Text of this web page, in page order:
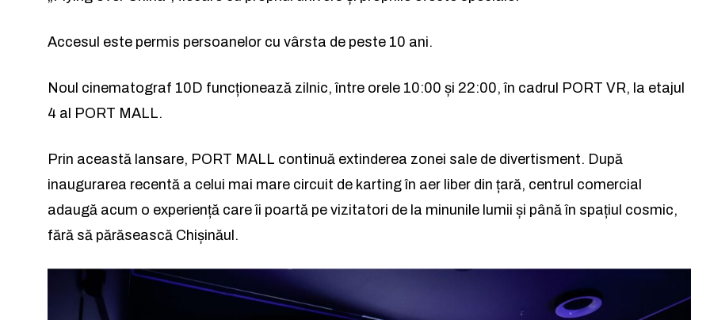
afacerilor și a ideilor care inspiră.
Am citit și accept Politica de confidențialitate
Accesul este permis persoanelor cu vârsta de peste 10 ani.
Noul cinematograf 10D funcționează zilnic, între orele 10:00 și 22:00, în cadrul PORT VR, la etajul
4 al PORT MALL.
Prin această lansare, PORT MALL continuă extinderea zonei sale de divertisment. După
inaugurarea recentă a celui mai mare circuit de karting în aer liber din țară, centrul comercial
adaugă acum o experiență care îi poartă pe vizitatori de la minunile lumii și până în spațiul cosmic,
fără să părăsească Chișinăul.